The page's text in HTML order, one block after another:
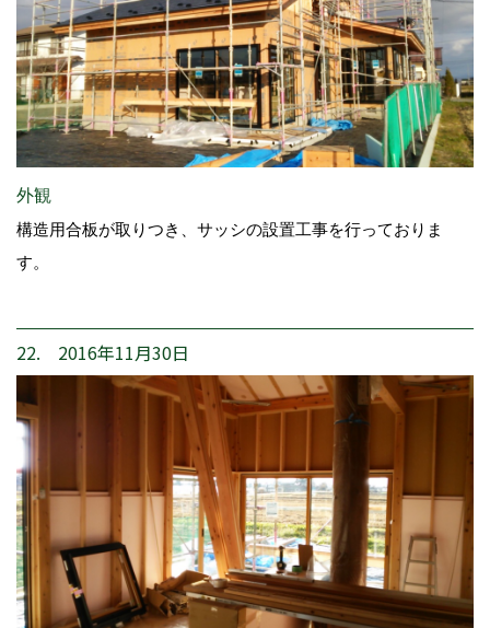
外観
構造用合板が取りつき、サッシの設置工事を行っておりま
す。
22. 2016年11月30日